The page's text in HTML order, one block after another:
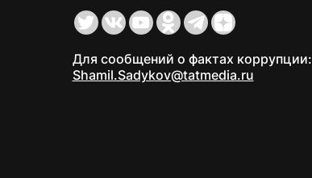
Для сообщений о фактах коррупции:
Shamil.Sadykov@tatmedia.ru